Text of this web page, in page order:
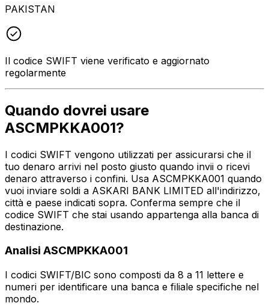
PAKISTAN
Il codice SWIFT viene verificato e aggiornato
regolarmente
Quando dovrei usare
ASCMPKKA001?
I codici SWIFT vengono utilizzati per assicurarsi che il
tuo denaro arrivi nel posto giusto quando invii o ricevi
denaro attraverso i confini. Usa ASCMPKKA001 quando
vuoi inviare soldi a ASKARI BANK LIMITED all'indirizzo,
città e paese indicati sopra. Conferma sempre che il
codice SWIFT che stai usando appartenga alla banca di
destinazione.
Analisi ASCMPKKA001
I codici SWIFT/BIC sono composti da 8 a 11 lettere e
numeri per identificare una banca e filiale specifiche nel
mondo.